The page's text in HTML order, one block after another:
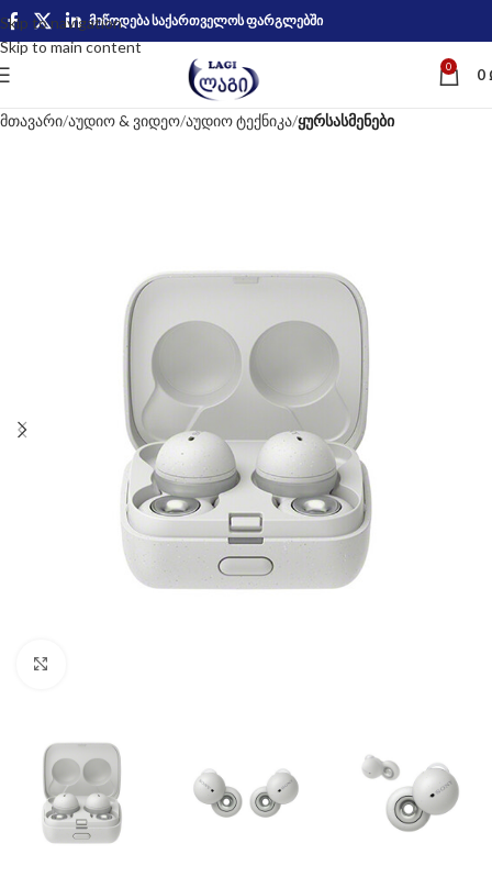
Skip to navigation
Skip to main content
მიწოდება საქართველოს ფარგლებში
0 0
მთავარი აუდიო & ვიდეო აუდიო ტექნიკა ყურსასმენები